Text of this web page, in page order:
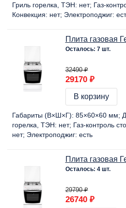
Гриль горелка, ТЭН: нет Газ-
Конвекция: нет Электроподжиг:
Плита газовая
Осталось: 7 шт.
32490 ₽
29170 ₽
В корзину
Габариты (В×Ш×Г): 85×60×60 мм
горелка, ТЭН: нет Газ-контроль
нет Электроподжиг: есть
Плита газовая
Осталось: 4 шт.
29790 ₽
26740 ₽